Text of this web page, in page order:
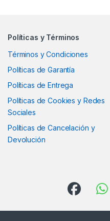
Políticas y Términos
Términos y Condiciones
Políticas de Garantía
Políticas de Entrega
Políticas de Cookies y Redes
Sociales
Políticas de Cancelación y
Devolución